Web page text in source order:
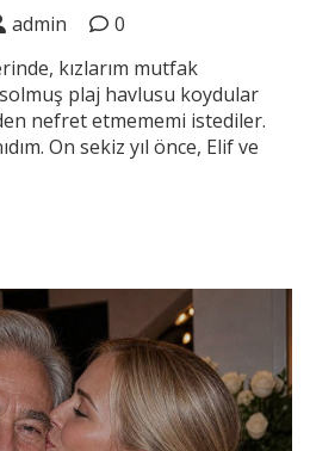
admin
0
kızlarım mutfak
plaj havlusu koydular
nefret etmememi istediler.
On sekiz yıl önce, Elif ve